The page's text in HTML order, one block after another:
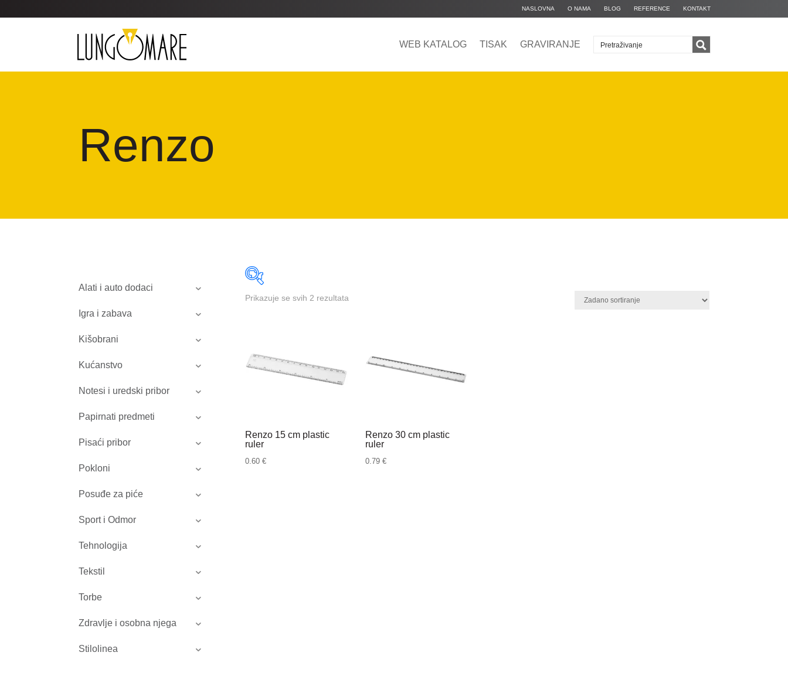
NASLOVNA O NAMA BLOG REFERENCE KONTAKT
WEB KATALOG TISAK GRAVIRANJE
Renzo
Alati i auto dodaci
Igra i zabava
Kišobrani
Kućanstvo
Notesi i uredski pribor
Papirnati predmeti
Pisaći pribor
Pokloni
Posuđe za piće
Sport i Odmor
Tehnologija
Tekstil
Torbe
Zdravlje i osobna njega
Stilolinea
Prikazuje se svih 2 rezultata
Renzo 15 cm plastic
ruler
0.60 €
Renzo 30 cm plastic
ruler
0.79 €